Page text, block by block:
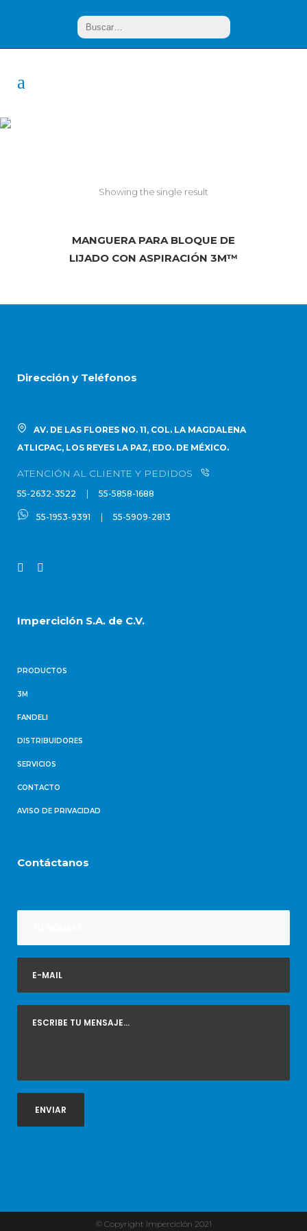
Showing the single result
MANGUERA PARA BLOQUE DE
LIJADO CON ASPIRACIÓN 3M™
Dirección y Teléfonos
AV. DE LAS FLORES NO. 11, COL. LA MAGDALENA
ATLICPAC, LOS REYES LA PAZ, EDO. DE MÉXICO.
ATENCIÓN AL CLIENTE Y PEDIDOS
55-2632-3522 | 55-5858-1688
55-1953-9391 | 55-5909-2813
Imperciclón S.A. de C.V.
PRODUCTOS
3M
FANDELI
DISTRIBUIDORES
SERVICIOS
CONTACTO
AVISO DE PRIVACIDAD
Contáctanos
© Copyright Imperciclón 2021